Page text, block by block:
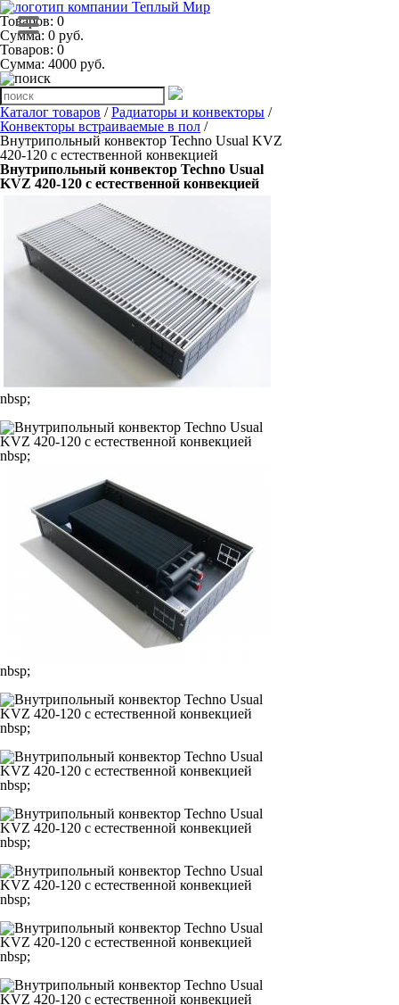
Товаров: 0
Сумма: 0 руб.
Товаров: 0
Сумма: 4000 руб.
Каталог товаров /Радиаторы и конвекторы /
Конвекторы встраиваемые в пол /
Внутрипольный конвектор Techno Usual KVZ
420-120 с естественной конвекцией
Внутрипольный конвектор Techno Usual
KVZ 420-120 с естественной конвекцией
nbsp;
nbsp;
nbsp;
nbsp;
nbsp;
nbsp;
nbsp;
nbsp;